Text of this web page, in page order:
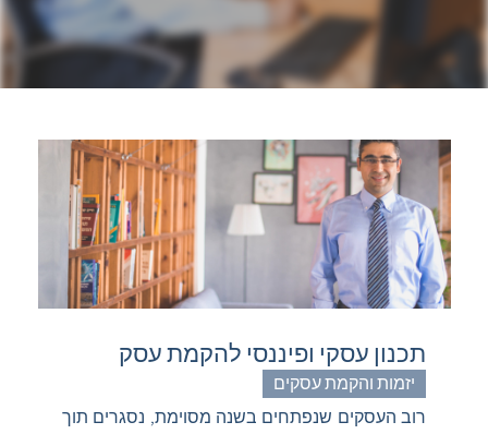
תכנון עסקי ופיננסי להקמת עסק
יזמות והקמת עסקים
רוב העסקים שנפתחים בשנה מסוימת, נסגרים תוך